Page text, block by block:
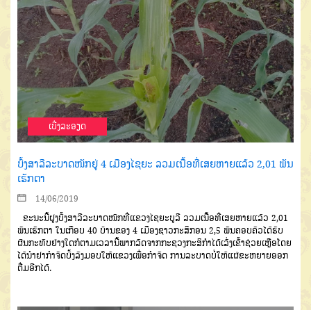
ເບີ່ງລະອຽດ
ບົ້ງສາລີລະບາດໜັກຢູ່ 4 ເມືອງໄຊຍະ ລວມເນື້ອທີ່ເສຍຫາຍແລ້ວ 2,01 ພັນ
ເຮັກຕາ
14/06/2019
ຂະນະນີ້ຝູງບົ້ງສາລີລະບາດໜັກທີ່ແຂວງໄຊຍະບູລີ ລວມເນື້ອທີ່ເສຍຫາຍແລ້ວ 2,01
ພັນເຮັກຕາ ໃນເກືອບ 40 ບ້ານຂອງ 4 ເມືອງຊາວກະສິກອນ 2,5 ພັນຄອບຄົວໄດ້ຮັບ
ຜົນກະທົບຢ່າງໃດກໍຕາມເວລານີ້ພາກລັດຈາກກະຊວງກະສິກຳໄດ້ເລັ່ງເຂົ້າຊ່ວຍເຫຼືອໂດຍ
ໄດ້ນຳຢາກຳຈັດບົ້ງລົງມອບໃຫ້ແຂວງເພື່ອກຳຈັດ ການລະບາດບໍ່ໃຫ້ແຜ່ຂະຫຍາຍອອກ
ຕື່ມອີກໄດ້.